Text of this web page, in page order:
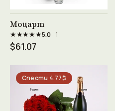
Моцарт
★★★★★5.0· 1
$61.07
Спести 4.77$